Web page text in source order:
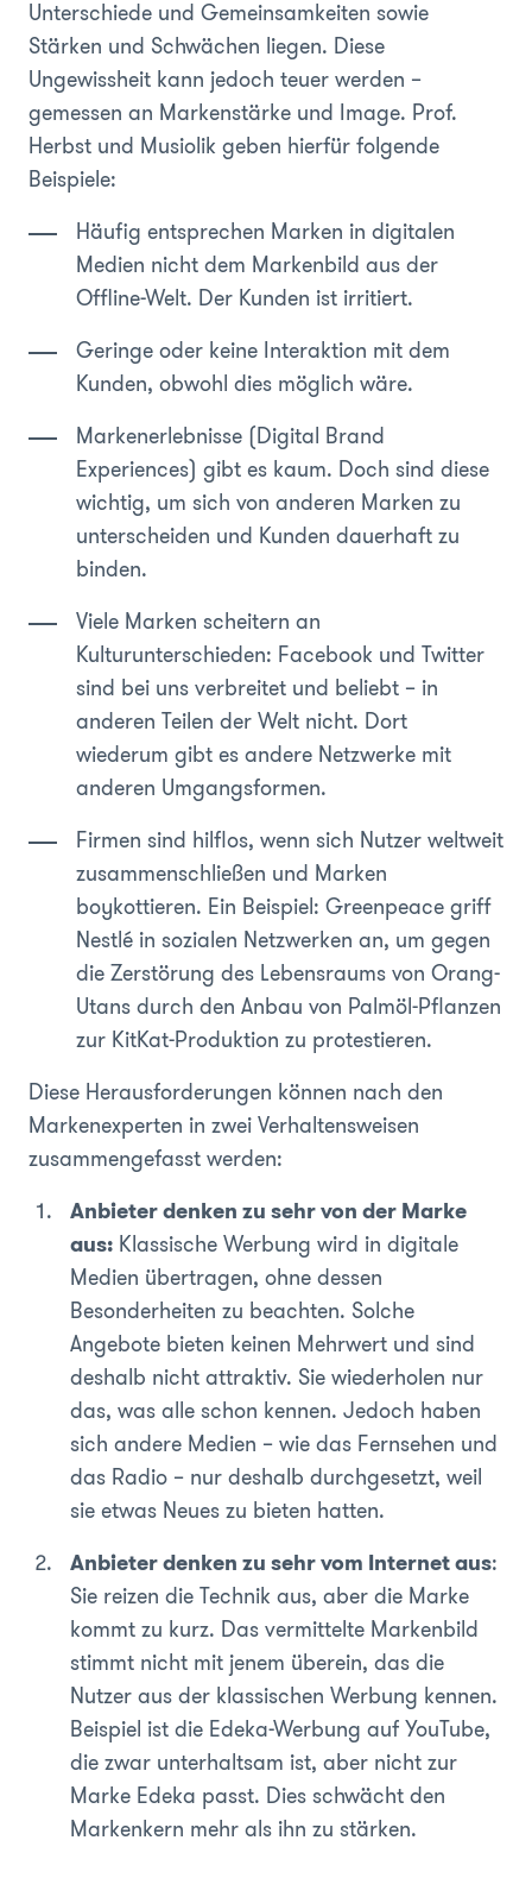
Unterschiede und Gemeinsamkeiten sowie
Stärken und Schwächen liegen. Diese
Ungewissheit kann jedoch teuer werden –
gemessen an Markenstärke und Image. Prof.
Herbst und Musiolik geben hierfür folgende
Beispiele:
Häufig entsprechen Marken in digitalen
Medien nicht dem Markenbild aus der
Offline-Welt. Der Kunden ist irritiert.
Geringe oder keine Interaktion mit dem
Kunden, obwohl dies möglich wäre.
Markenerlebnisse (Digital Brand
Experiences) gibt es kaum. Doch sind diese
wichtig, um sich von anderen Marken zu
unterscheiden und Kunden dauerhaft zu
binden.
Viele Marken scheitern an
Kulturunterschieden: Facebook und Twitter
sind bei uns verbreitet und beliebt – in
anderen Teilen der Welt nicht. Dort
wiederum gibt es andere Netzwerke mit
anderen Umgangsformen.
Firmen sind hilflos, wenn sich Nutzer weltweit
zusammenschließen und Marken
boykottieren. Ein Beispiel: Greenpeace griff
Nestlé in sozialen Netzwerken an, um gegen
die Zerstörung des Lebensraums von Orang-
Utans durch den Anbau von Palmöl-Pflanzen
zur KitKat-Produktion zu protestieren.
Diese Herausforderungen können nach den
Markenexperten in zwei Verhaltensweisen
zusammengefasst werden:
Anbieter denken zu sehr von der Marke
aus: Klassische Werbung wird in digitale
Medien übertragen, ohne dessen
Besonderheiten zu beachten. Solche
Angebote bieten keinen Mehrwert und sind
deshalb nicht attraktiv. Sie wiederholen nur
das, was alle schon kennen. Jedoch haben
sich andere Medien – wie das Fernsehen und
das Radio – nur deshalb durchgesetzt, weil
sie etwas Neues zu bieten hatten.
Anbieter denken zu sehr vom Internet aus:
Sie reizen die Technik aus, aber die Marke
kommt zu kurz. Das vermittelte Markenbild
stimmt nicht mit jenem überein, das die
Nutzer aus der klassischen Werbung kennen.
Beispiel ist die Edeka-Werbung auf YouTube,
die zwar unterhaltsam ist, aber nicht zur
Marke Edeka passt. Dies schwächt den
Markenkern mehr als ihn zu stärken.